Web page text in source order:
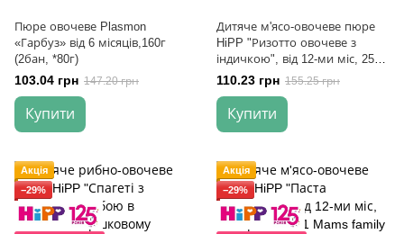
Пюре овочеве Plasmon
«Гарбуз» від 6 місяців,160г
(2бан, *80г)
103.04 грн 147.20 грн
Купити
Дитяче м'ясо-овочеве пюре
HiPP "Ризотто овочеве з
індичкою", від 12-ми міс, 250
гр
110.23 грн 155.25 грн
Купити
Акція
−29%
Акція
−29%